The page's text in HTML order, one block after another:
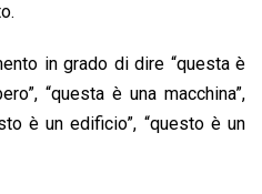
in grado di dire “questa è
“questa è una macchina”,
è un edificio”, “questo è un